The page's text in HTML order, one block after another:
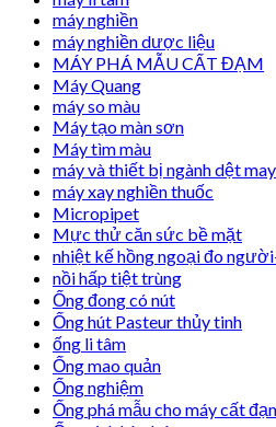
máy nghiền
máy nghiền dược liệu
MÁY PHÁ MẪU CẤT ĐẠM
Máy Quang
máy so màu
Máy tạo màn sơn
Máy tìm màu
máy và thiết bị ngành dệt may
máy xay nghiền thuốc
Micropipet
Mực thử căn sức bề mặt
nhiệt kế hồng ngoại đo
nồi hấp tiệt trùng
Ống đong có nút
Ống hút Pasteur thủy tinh
ống li tâm
Ống mao quản
Ống nghiệm
Ống phá mẫu cho máy cất